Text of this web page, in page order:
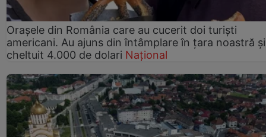
Orașele din România care au cucerit doi turiști
americani. Au ajuns din întâmplare în țara noastră
cheltuit 4.000 de dolari Național